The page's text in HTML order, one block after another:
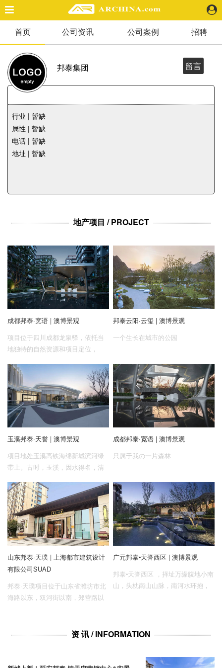
精选案例
建 筑
景 观
室 内
视 频
头条资讯
业 界
机 构
企业招聘
企业会员
关于投稿
广告投放
联系我们
首页 公司资讯 公司案例 招聘
邦泰集团 留言
行业 | 暂缺
属性 | 暂缺
电话 | 暂缺
地址 | 暂缺
地产项目 / PROJECT
成都邦泰·宽语 | 澳博景观
项目位于四川成都龙泉驿，依托当
地独特的自然资源和项目定位，
奢风格，通过打破、消融、拆解、
组合、重构的方式，强调干净明快
的线条感，打造溪语、密影、花
语、绿汀、麓石、闻鸟、尘林、逐
萤八大森系景观，并注入滩、渡、
谷、涧、屿、台、洲、林八大象征
自然的山野风元素，为城市青年构
建一处不仅可以慢下来，还可以自
由呼吸的精神“森”活堡垒。
邦泰云阳·云玺 | 澳博景观
一个生长在城市的公园
玉溪邦泰·天誉 | 澳博景观
项目地处玉溪高铁海绵新城滨河绿
带上。古时，玉溪，因水得名，清
为中国向南亚东南亚的门户枢纽，
玉溪高铁新城迈入“高铁时代”，一座
更新、更现代、更生态的园林城市
规划跃然纸上。
成都邦泰·宽语 | 澳博景观
只属于我の一片森林
山东邦泰·天璞 | 上海都市建筑设计
有限公司SUAD
邦泰·天璞项目位于山东省潍坊市北
海路以东，双河街以南，郑营路以
用地面积22464㎡，总建筑面积
广元邦泰•天誉西区 | 澳博景观
邦泰•天誉西区 ，择址万缘腹地小南
山，头枕南山山脉，南河水环抱，
资 讯 / INFORMATION